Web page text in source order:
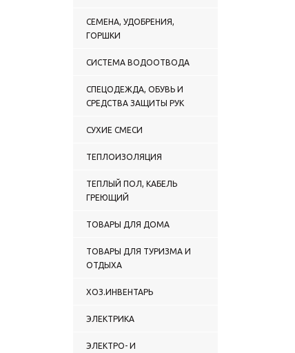
СЕМЕНА, УДОБРЕНИЯ,
ГОРШКИ
СИСТЕМА ВОДООТВОДА
СПЕЦОДЕЖДА, ОБУВЬ И
СРЕДСТВА ЗАЩИТЫ РУК
СУХИЕ СМЕСИ
ТЕПЛОИЗОЛЯЦИЯ
ТЕПЛЫЙ ПОЛ, КАБЕЛЬ
ГРЕЮЩИЙ
ТОВАРЫ ДЛЯ ДОМА
ТОВАРЫ ДЛЯ ТУРИЗМА И
ОТДЫХА
ХОЗ.ИНВЕНТАРЬ
ЭЛЕКТРИКА
ЭЛЕКТРО- И